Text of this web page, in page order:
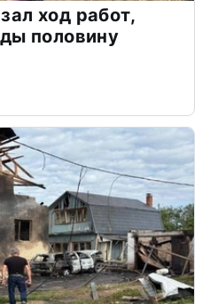
ход работ,
половину